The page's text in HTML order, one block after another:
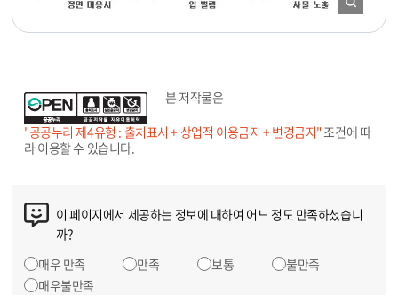
본 저작물은
"공공누리 제4유형 : 출처표시 + 상업적 이용금지 + 변경금지" 조건에 따
라 이용할 수 있습니다.
이 페이지에서 제공하는 정보에 대하여 어느 정도 만족하셨습니
까?
매우 만족
만족 보통
불만족
매우불만족